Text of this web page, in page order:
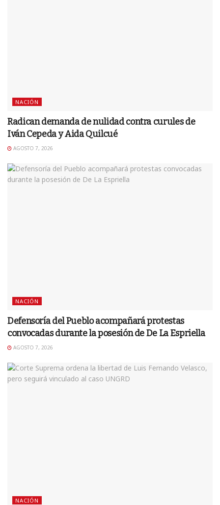
NACIÓN
Radican demanda de nulidad contra curules de
Iván Cepeda y Aida Quilcué
AGOSTO 7, 2026
NACIÓN
Defensoría del Pueblo acompañará protestas
convocadas durante la posesión de De La Espriella
AGOSTO 7, 2026
NACIÓN